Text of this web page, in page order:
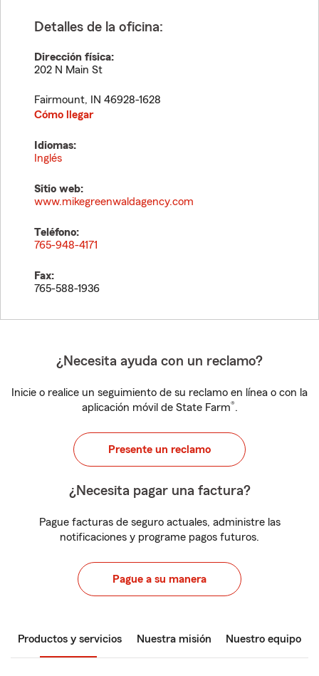
Detalles de la oficina:
Dirección física:
202 N Main St
Fairmount, IN 46928-1628
Cómo llegar
Idiomas:
Inglés
Sitio web:
www.mikegreenwaldagency.com
Teléfono:
765-948-4171
Fax:
765-588-1936
¿Necesita ayuda con un reclamo?
Inicie o realice un seguimiento de su reclamo en línea o con la
aplicación móvil de State Farm®.
Presente un reclamo
¿Necesita pagar una factura?
Pague facturas de seguro actuales, administre las
notificaciones y programe pagos futuros.
Pague a su manera
Productos y servicios Nuestra misión Nuestro equipo